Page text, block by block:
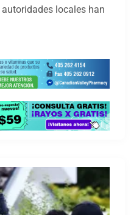
locales han